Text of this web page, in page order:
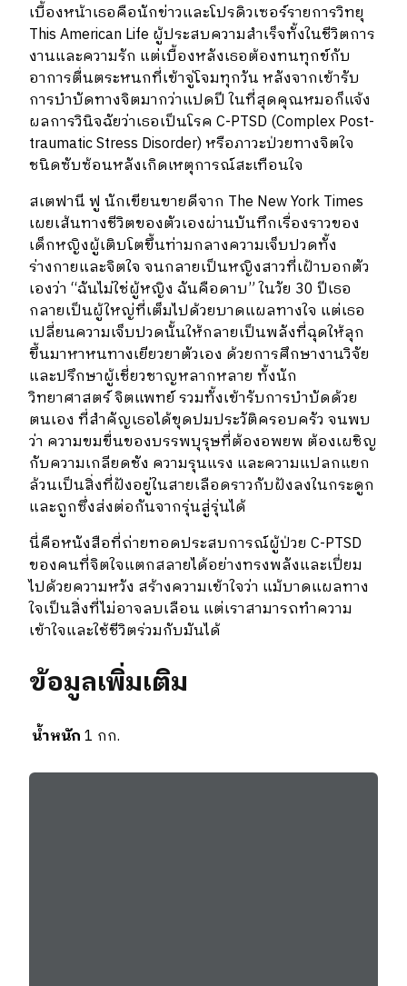
เบื้องหน้าเธอคือนักข่าวและโปรดิวเซอร์รายการวิทยุ
This American Life ผู้ประสบความสำเร็จทั้งในชีวิตการ
งานและความรัก แต่เบื้องหลังเธอต้องทนทุกข์กับ
อาการตื่นตระหนกที่เข้าจู่โจมทุกวัน หลังจากเข้ารับ
การบำบัดทางจิตมากว่าแปดปี ในที่สุดคุณหมอก็แจ้ง
ผลการวินิจฉัยว่าเธอเป็นโรค C-PTSD (Complex Post-
traumatic Stress Disorder) หรือภาวะป่วยทางจิตใจ
ชนิดซับซ้อนหลังเกิดเหตุการณ์สะเทือนใจ
สเตฟานี ฟู นักเขียนขายดีจาก The New York Times
เผยเส้นทางชีวิตของตัวเองผ่านบันทึกเรื่องราวของ
เด็กหญิงผู้เติบโตขึ้นท่ามกลางความเจ็บปวดทั้ง
ร่างกายและจิตใจ จนกลายเป็นหญิงสาวที่เฝ้าบอกตัว
เองว่า “ฉันไม่ใช่ผู้หญิง ฉันคือดาบ” ในวัย 30 ปีเธอ
กลายเป็นผู้ใหญ่ที่เต็มไปด้วยบาดแผลทางใจ แต่เธอ
เปลี่ยนความเจ็บปวดนั้นให้กลายเป็นพลังที่ฉุดให้ลุก
ขึ้นมาหาหนทางเยียวยาตัวเอง ด้วยการศึกษางานวิจัย
และปรึกษาผู้เชี่ยวชาญหลากหลาย ทั้งนัก
วิทยาศาสตร์ จิตแพทย์ รวมทั้งเข้ารับการบำบัดด้วย
ตนเอง ที่สำคัญเธอได้ขุดปมประวัติครอบครัว จนพบ
ว่า ความขมขื่นของบรรพบุรุษที่ต้องอพยพ ต้องเผชิญ
กับความเกลียดชัง ความรุนแรง และความแปลกแยก
ล้วนเป็นสิ่งที่ฝังอยู่ในสายเลือดราวกับฝังลงในกระดูก
และถูกซึ่งส่งต่อกันจากรุ่นสู่รุ่นได้
นี่คือหนังสือที่ถ่ายทอดประสบการณ์ผู้ป่วย C-PTSD
ของคนที่จิตใจแตกสลายได้อย่างทรงพลังและเปี่ยม
ไปด้วยความหวัง สร้างความเข้าใจว่า แม้บาดแผลทาง
ใจเป็นสิ่งที่ไม่อาจลบเลือน แต่เราสามารถทำความ
เข้าใจและใช้ชีวิตร่วมกับมันได้
ข้อมูลเพิ่มเติม
น้ำหนัก1 กก.